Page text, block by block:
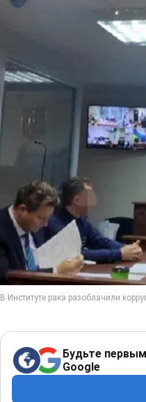
Будьте
Google